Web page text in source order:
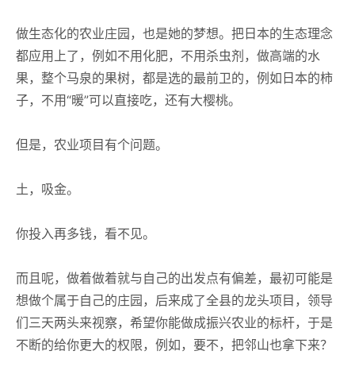
做生态化的农业庄园，也是她的梦想。把日本的生态理念
都应用上了，例如不用化肥，不用杀虫剂，做高端的水
果，整个马泉的果树，都是选的最前卫的，例如日本的柿
子，不用“暖”可以直接吃，还有大樱桃。
但是，农业项目有个问题。
土，吸金。
你投入再多钱，看不见。
而且呢，做着做着就与自己的出发点有偏差，最初可能是
想做个属于自己的庄园，后来成了全县的龙头项目，领导
们三天两头来视察，希望你能做成振兴农业的标杆，于是
不断的给你更大的权限，例如，要不，把邻山也拿下来？